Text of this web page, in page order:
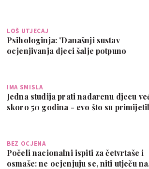
LOŠ UTJECAJ
Psihologinja: 'Današnji sustav
ocjenjivanja djeci šalje potpuno
IMA SMISLA
Jedna studija prati nadarenu djecu
skoro 50 godina - evo što su
BEZ OCJENA
Počeli nacionalni ispiti za četvrtaše i
osmaše: ne ocjenjuju se, niti utječu